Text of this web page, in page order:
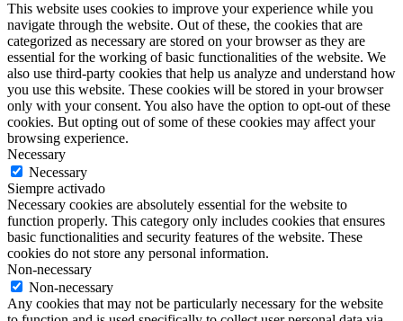
This website uses cookies to improve your experience while you
navigate through the website. Out of these, the cookies that are
categorized as necessary are stored on your browser as they are
essential for the working of basic functionalities of the website. We
also use third-party cookies that help us analyze and understand how
you use this website. These cookies will be stored in your browser
only with your consent. You also have the option to opt-out of these
cookies. But opting out of some of these cookies may affect your
browsing experience.
Necessary
Necessary
Siempre activado
Necessary cookies are absolutely essential for the website to
function properly. This category only includes cookies that ensures
basic functionalities and security features of the website. These
cookies do not store any personal information.
Non-necessary
Non-necessary
Any cookies that may not be particularly necessary for the website